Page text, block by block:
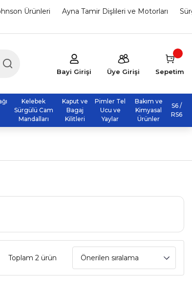
Ürünleri Ayna Tamir Dişlileri ve Motorları
Bayi Girişi Üye Girişi Sepetim
Kelebek
Sürgülü Cam
Mandalları
Kaput ve
Bagaj
Kilitleri
Pimler Tel
Ucu ve
Yaylar
Bakım ve
Kimyasal
Ürünler
S6 /
RS6
Toplam 2 ürün